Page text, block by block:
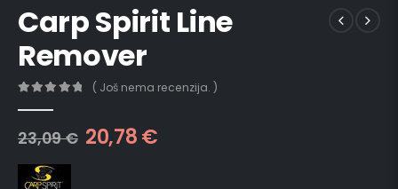
Carp Spirit Line
Remover
( Još nema recenzija. )
23,09€ 20,78€